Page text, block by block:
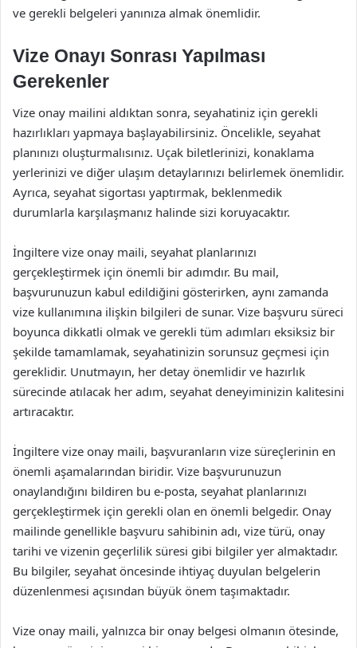
ve gerekli belgeleri yanınıza almak önemlidir.
Vize Onayı Sonrası Yapılması
Gerekenler
Vize onay mailini aldıktan sonra, seyahatiniz için gerekli
hazırlıkları yapmaya başlayabilirsiniz. Öncelikle, seyahat
planınızı oluşturmalısınız. Uçak biletlerinizi, konaklama
yerlerinizi ve diğer ulaşım detaylarınızı belirlemek önemlidir.
Ayrıca, seyahat sigortası yaptırmak, beklenmedik
durumlarla karşılaşmanız halinde sizi koruyacaktır.
İngiltere vize onay maili, seyahat planlarınızı
gerçekleştirmek için önemli bir adımdır. Bu mail,
başvurunuzun kabul edildiğini gösterirken, aynı zamanda
vize kullanımına ilişkin bilgileri de sunar. Vize başvuru süreci
boyunca dikkatli olmak ve gerekli tüm adımları eksiksiz bir
şekilde tamamlamak, seyahatinizin sorunsuz geçmesi için
gereklidir. Unutmayın, her detay önemlidir ve hazırlık
sürecinde atılacak her adım, seyahat deneyiminizin kalitesini
artıracaktır.
İngiltere vize onay maili, başvuranların vize süreçlerinin en
önemli aşamalarından biridir. Vize başvurunuzun
onaylandığını bildiren bu e-posta, seyahat planlarınızı
gerçekleştirmek için gerekli olan en önemli belgedir. Onay
mailinde genellikle başvuru sahibinin adı, vize türü, onay
tarihi ve vizenin geçerlilik süresi gibi bilgiler yer almaktadır.
Bu bilgiler, seyahat öncesinde ihtiyaç duyulan belgelerin
düzenlenmesi açısından büyük önem taşımaktadır.
Vize onay maili, yalnızca bir onay belgesi olmanın ötesinde,